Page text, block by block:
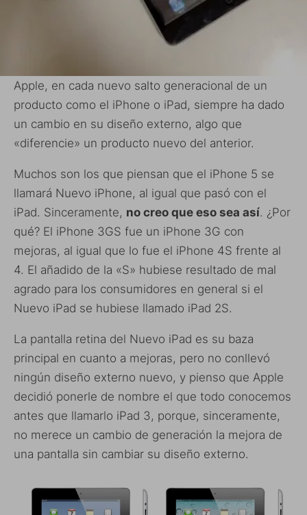
Apple, en cada nuevo salto generacional de un
producto como el iPhone o iPad, siempre ha dado
un cambio en su diseño externo, algo que
«diferencie» un producto nuevo del anterior.
Muchos son los que piensan que el iPhone 5 se
llamará Nuevo iPhone, al igual que pasó con el
iPad. Sinceramente, no creo que eso sea así. ¿Por
qué? El iPhone 3GS fue un iPhone 3G con
mejoras, al igual que lo fue el iPhone 4S frente al
4. El añadido de la «S» hubiese resultado de mal
agrado para los consumidores en general si el
Nuevo iPad se hubiese llamado iPad 2S.
La pantalla retina del Nuevo iPad es su baza
principal en cuanto a mejoras, pero no conllevó
ningún diseño externo nuevo, y pienso que Apple
decidió ponerle de nombre el que todo conocemos
antes que llamarlo iPad 3, porque, sinceramente,
no merece un cambio de generación la mejora de
una pantalla sin cambiar su diseño externo.